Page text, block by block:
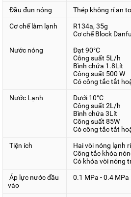
- Lõi số 2: Than hoạt tính;
đất thô.
- Lõi số 4: Màng RO loại bỏ kim
nguồn nước tinh khiết như nước cất.
- Lõi 5: post carbon làm mềm
Đầu đun nóng Thép không rỉ an
Cơ chế làm lạnh
R134a, 35g
Cơ chế Block Danfu
Nước nóng
Đạt 90°C
Công suất 5L/h
Bình chứa 1.8Lít
Công suất 500 W
Có công tắc tắt
Nước Lạnh
Dưới 10°C
Công suất 2L/h
Bình chứa 3Lít
Công suất 85W
Có công tắc tắt
Tiện ích
Hai vòi nóng lạnh
Công tắc khóa
Có khóa vòi nóng
Áp lực nước đầu
vào
0.1 MPa - 0.4 MPa